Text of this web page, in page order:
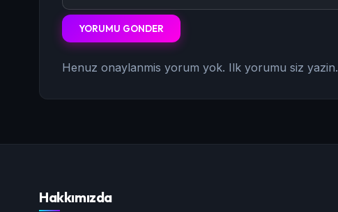
YORUMU GONDER
Henuz onaylanmis yorum yok. Ilk yorumu siz yazin.
Hakkımızda